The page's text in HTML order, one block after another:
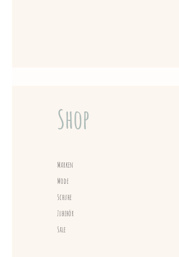
Shop
Marken
Mode
Schuhe
Zubehör
Sale